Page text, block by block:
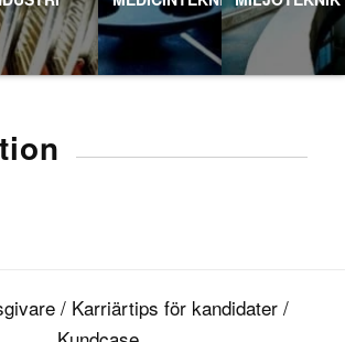
/ Karriärtips för kandidater /